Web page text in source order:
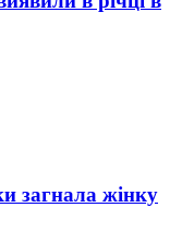
загнала жінку